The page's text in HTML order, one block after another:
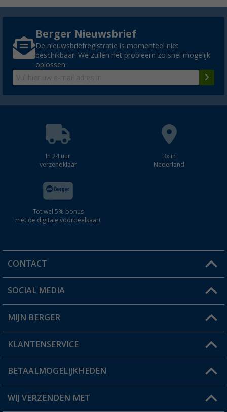
Berger Nieuwsbrief
De nieuwsbriefregistratie is momenteel niet
beschikbaar. We zullen het probleem zo snel mogelijk
oplossen.
In 24 uur
verzendklaar
3x in
Nederland
Tot wel 5% bonus
met de digitale voordeelkaart
CONTACT
Een vraag?
Winkel vinden
SOCIAL MEDIA
MIJN BERGER
Mijn account
Status bestelling
KLANTENSERVICE
FAQ & Contact
Verzendinformatie
BETAALMOGELIJKHEDEN
WIJ VERZENDEN MET